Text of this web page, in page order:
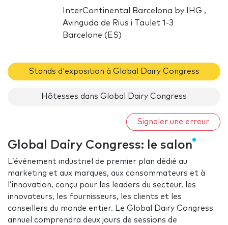
InterContinental Barcelona by IHG ,
Avinguda de Rius i Taulet 1-3
Barcelone (ES)
Stands d'exposition à Global Dairy Congress
Hôtesses dans Global Dairy Congress
Signaler une erreur
Global Dairy Congress: le salon
L’événement industriel de premier plan dédié au
marketing et aux marques, aux consommateurs et à
l’innovation, conçu pour les leaders du secteur, les
innovateurs, les fournisseurs, les clients et les
conseillers du monde entier. Le Global Dairy Congress
annuel comprendra deux jours de sessions de